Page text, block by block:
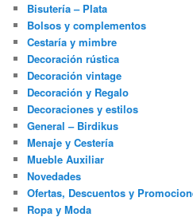
Bisutería – Plata
Bolsos y complementos
Cestaría y mimbre
Decoración rústica
Decoración vintage
Decoración y Regalo
Decoraciones y estilos
General – Birdikus
Menaje y Cestería
Mueble Auxiliar
Novedades
Ofertas, Descuentos y
Ropa y Moda